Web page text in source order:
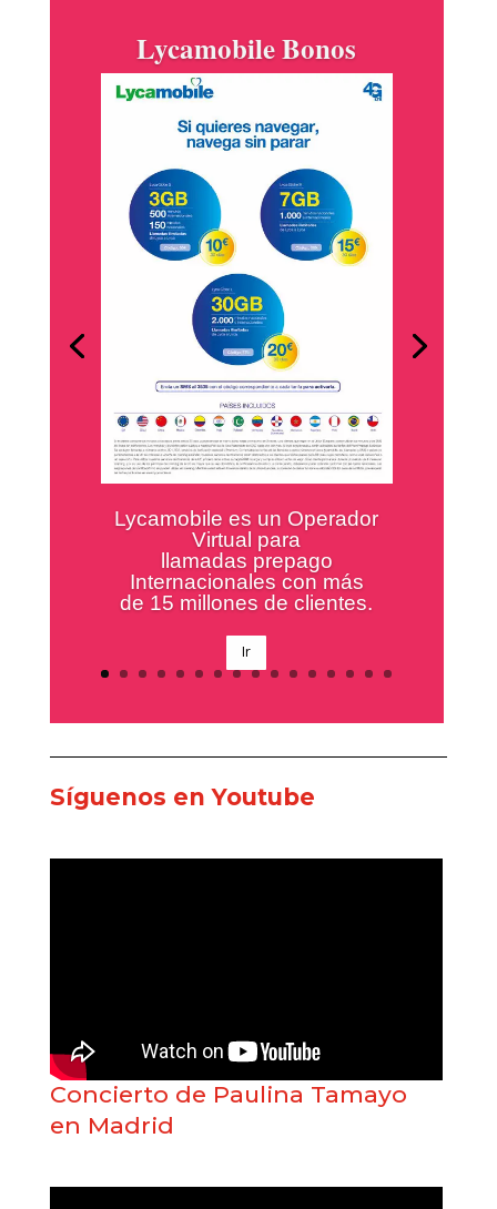
Goya está siempre
contigo
En Goya tenemos una amplísima
variedad de productos
En Goya tenemos una
amplísima variedad de
productos, conócelos aquí
Ir
Síguenos en Youtube
Concierto de Paulina Tamayo
en Madrid